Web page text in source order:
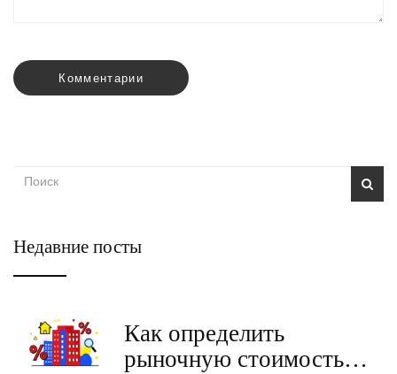
Комментарии
Недавние посты
Как определить
рыночную стоимость